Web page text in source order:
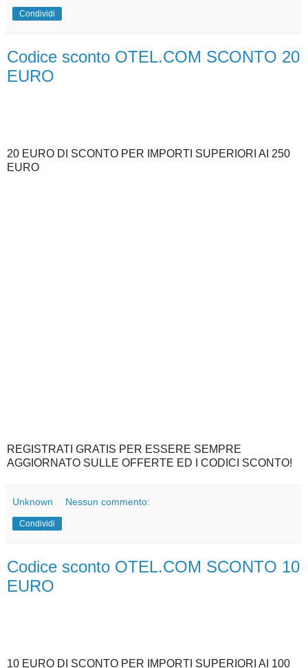
Condividi
Codice sconto OTEL.COM SCONTO 20
EURO
20 EURO DI SCONTO PER IMPORTI SUPERIORI AI 250
EURO
REGISTRATI GRATIS PER ESSERE SEMPRE
AGGIORNATO SULLE OFFERTE ED I CODICI SCONTO!
Unknown Nessun commento:
Condividi
Codice sconto OTEL.COM SCONTO 10
EURO
10 EURO DI SCONTO PER IMPORTI SUPERIORI AI 100